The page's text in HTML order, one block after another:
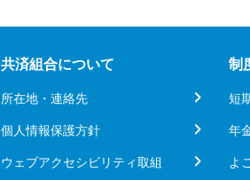
共済組合について
所在地・連絡先
個人情報保護方針
ウェブアクセシビリティ取組
制
短
年
よ